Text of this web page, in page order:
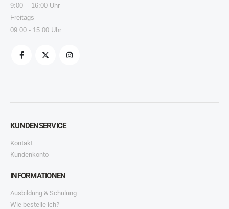
9:00 - 16:00 Uhr
Freitags
09:00 - 15:00 Uhr
KUNDENSERVICE
Kontakt
Kundenkonto
INFORMATIONEN
Ausbildung & Schulung
Wie bestelle ich?